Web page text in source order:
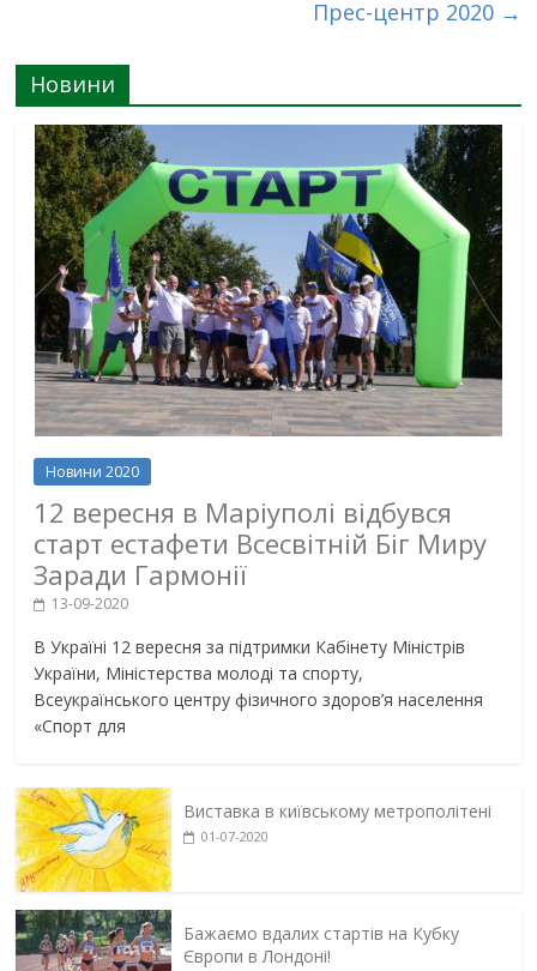
Прес-центр 2020 →
Новини
Новини 2020
12 вересня в Маріуполі відбувся
старт естафети Всесвітній Біг Миру
Заради Гармонії
13-09-2020
В Україні 12 вересня за підтримки Кабінету Міністрів
України, Міністерства молоді та спорту,
Всеукраїнського центру фізичного здоров’я населення
«Спорт для
Виставка в київському метрополітені
01-07-2020
Бажаємо вдалих стартів на Кубку
Європи в Лондоні!